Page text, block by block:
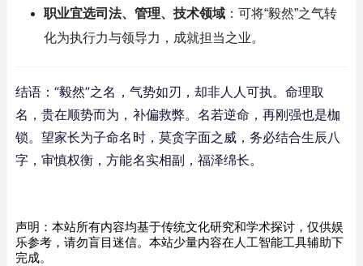
职业宜选司法、管理、技术领域：可将“毅然”之气转
化为执行力与领导力，成就担当之业。
结语：“毅然”之名，气势如刃，却非人人可执。命理取
名，贵在顺势而为，补偏救弊。名若逆命，再刚强也是枷
锁。望家长为子命名时，莫贪字面之威，务必结合生辰八
字，审慎权衡，方能名实相副，福泽绵长。
声明：本站所有内容均基于传统文化研究和学术探讨，仅供娱
乐参考，请勿盲目迷信。本站少量内容在人工智能工具辅助下
完成。